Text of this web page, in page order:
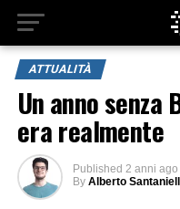
ATTUALITÀ
Un anno
era realmente
Published 2 anni ago
By Alberto